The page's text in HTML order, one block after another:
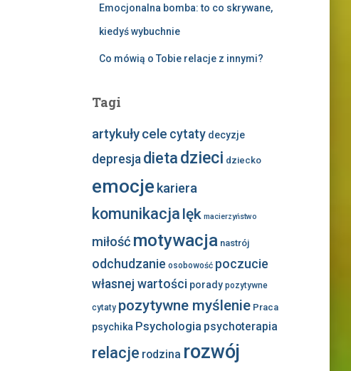
Emocjonalna bomba: to co skrywane,
kiedyś wybuchnie
Co mówią o Tobie relacje z innymi?
Tagi
artykuły cele cytaty decyzje
depresja dieta dzieci dziecko
emocje kariera
komunikacja lęk macierzyństwo
miłość motywacja nastrój
odchudzanie osobowość poczucie
własnej wartości porady pozytywne
cytaty pozytywne myślenie Praca
psychika Psychologia psychoterapia
relacje rodzina rozwój